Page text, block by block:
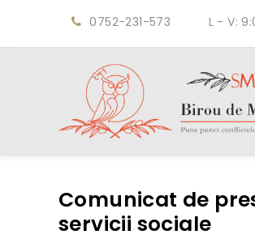
0752-231-573 L - V:
Comunicat de
servicii sociale